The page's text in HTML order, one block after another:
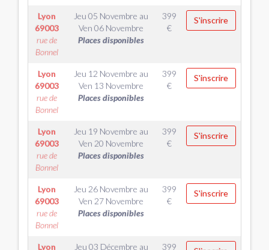
Lyon
69003
rue de
Bonnel
Jeu 05 Novembre au
Ven 06 Novembre
Places disponibles
399
€
S'inscrire
Lyon
69003
rue de
Bonnel
Jeu 12 Novembre au
Ven 13 Novembre
Places disponibles
399
€
S'inscrire
Lyon
69003
rue de
Bonnel
Jeu 19 Novembre au
Ven 20 Novembre
Places disponibles
399
€
S'inscrire
Lyon
69003
rue de
Bonnel
Jeu 26 Novembre au
Ven 27 Novembre
Places disponibles
399
€
S'inscrire
Lyon
Jeu 03 Décembre au
399